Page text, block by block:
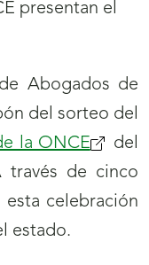
Abogados de
del sorteo del
la ONCE
del
través de cinco
celebración
estado.